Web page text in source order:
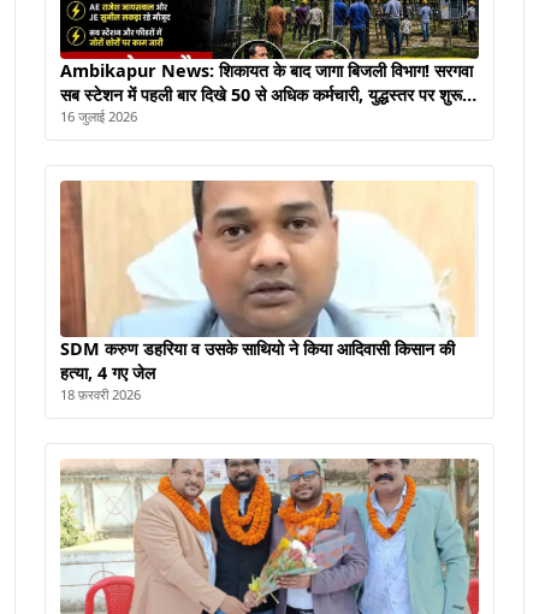
Ambikapur News: शिकायत के बाद जागा बिजली विभाग! सरगवा
सब स्टेशन में पहली बार दिखे 50 से अधिक कर्मचारी, युद्धस्तर पर शुरू
हुआ मेंटेनेंस
16 जुलाई 2026
SDM करुण डहरिया व उसके साथियो ने किया आदिवासी किसान की
हत्या, 4 गए जेल
18 फ़रवरी 2026